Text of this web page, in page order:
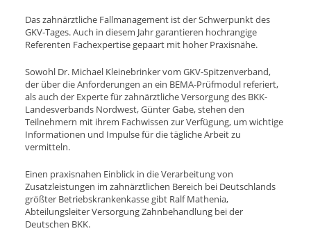
Das zahnärztliche Fallmanagement ist der Schwerpunkt des
GKV-Tages. Auch in diesem Jahr garantieren hochrangige
Referenten Fachexpertise gepaart mit hoher Praxisnähe.
Sowohl Dr. Michael Kleinebrinker vom GKV-Spitzenverband,
der über die Anforderungen an ein BEMA-Prüfmodul referiert,
als auch der Experte für zahnärztliche Versorgung des BKK-
Landesverbands Nordwest, Günter Gabe, stehen den
Teilnehmern mit ihrem Fachwissen zur Verfügung, um wichtige
Informationen und Impulse für die tägliche Arbeit zu
vermitteln.
Einen praxisnahen Einblick in die Verarbeitung von
Zusatzleistungen im zahnärztlichen Bereich bei Deutschlands
größter Betriebskrankenkasse gibt Ralf Mathenia,
Abteilungsleiter Versorgung Zahnbehandlung bei der
Deutschen BKK.